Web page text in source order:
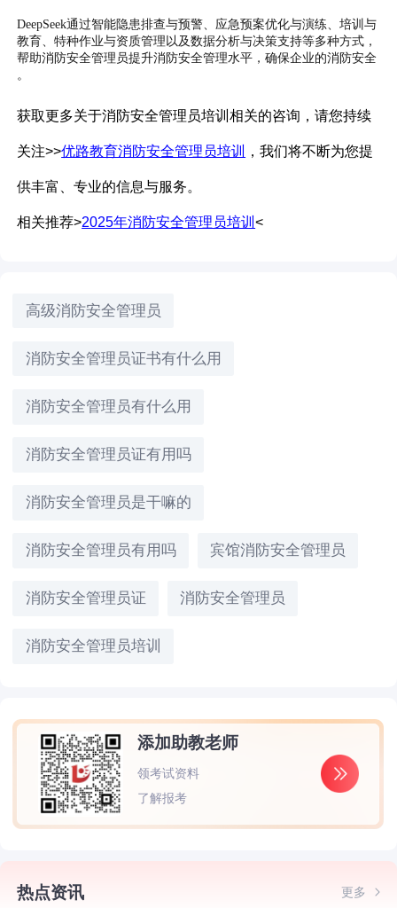
DeepSeek通过智能隐患排查与预警、应急预案优化与演练、培训与
教育、特种作业与资质管理以及数据分析与决策支持等多种方式，
帮助消防安全管理员提升消防安全管理水平，确保企业的消防安全
。
获取更多关于消防安全管理员培训相关的咨询，请您持续
关注>>优路教育消防安全管理员培训 ，我们将不断为您提
供丰富、专业的信息与服务。
相关推荐>2025年消防安全管理员培训<
高级消防安全管理员
消防安全管理员证书有什么用
消防安全管理员有什么用
消防安全管理员证有用吗
消防安全管理员是干嘛的
消防安全管理员有用吗 宾馆消防安全管理员
消防安全管理员证 消防安全管理员
消防安全管理员培训
添加助教老师
领考试资料
了解报考
热点资讯 更多